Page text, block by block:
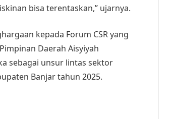
bisa terentaskan,” ujarnya.
kepada Forum CSR yang
Daerah Aisyiyah
sebagai unsur lintas sektor
Banjar tahun 2025.